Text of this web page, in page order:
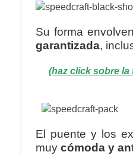
Su forma
garantizada,
(haz click sobre
El puente y los
muy cómoda y